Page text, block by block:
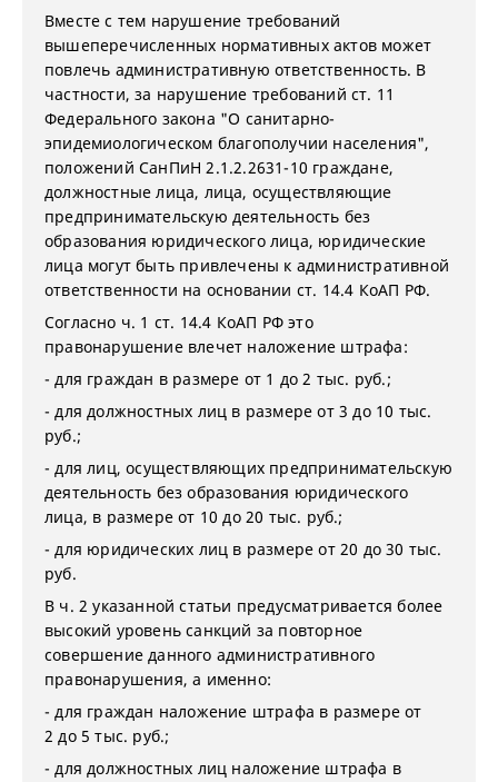
Вместе с тем нарушение требований
вышеперечисленных нормативных актов может
повлечь административную ответственность. В
частности, за нарушение требований ст. 11
Федерального закона "О санитарно-
эпидемиологическом благополучии населения",
положений СанПиН 2.1.2.2631-10 граждане,
должностные лица, лица, осуществляющие
предпринимательскую деятельность без
образования юридического лица, юридические
лица могут быть привлечены к административной
ответственности на основании ст. 14.4 КоАП РФ.
Согласно ч. 1 ст. 14.4 КоАП РФ это
правонарушение влечет наложение штрафа:
- для граждан в размере от 1 до 2 тыс. руб.;
- для должностных лиц в размере от 3 до 10 тыс.
руб.;
- для лиц, осуществляющих предпринимательскую
деятельность без образования юридического
лица, в размере от 10 до 20 тыс. руб.;
- для юридических лиц в размере от 20 до 30 тыс.
руб.
В ч. 2 указанной статьи предусматривается более
высокий уровень санкций за повторное
совершение данного административного
правонарушения, а именно:
- для граждан наложение штрафа в размере от
2 до 5 тыс. руб.;
- для должностных лиц наложение штрафа в